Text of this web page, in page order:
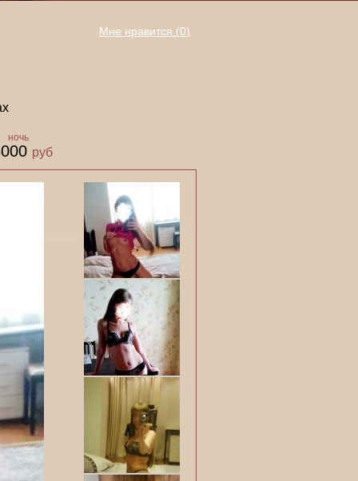
Мне нравится (0)
ночь
руб